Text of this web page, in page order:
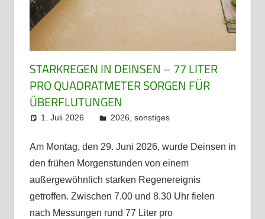
STARKREGEN IN DEINSEN – 77 LITER
PRO QUADRATMETER SORGEN FÜR
ÜBERFLUTUNGEN
1. Juli 2026 admin
2026 sonstiges
Am Montag, den 29. Juni 2026, wurde Deinsen in
den frühen Morgenstunden von einem
außergewöhnlich starken Regenereignis
getroffen. Zwischen 7.00 und 8.30 Uhr fielen
nach Messungen rund 77 Liter pro